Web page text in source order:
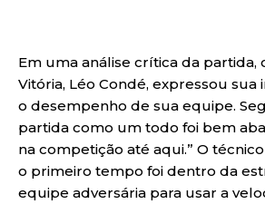
Em uma análise crítica da partida,
Vitória, Léo Condé, expressou sua
o desempenho de sua equipe.
partida como um todo foi bem
na competição até aqui.” O
o primeiro tempo foi dentro da
equipe adversária para usar a